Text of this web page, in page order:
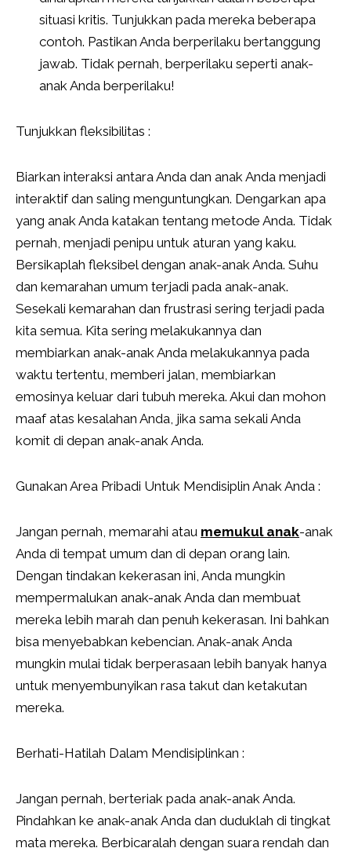
situasi kritis. Tunjukkan pada mereka beberapa
contoh. Pastikan Anda berperilaku bertanggung
jawab. Tidak pernah, berperilaku seperti anak-
anak Anda berperilaku!
Tunjukkan fleksibilitas :
Biarkan interaksi antara Anda dan anak Anda menjadi
interaktif dan saling menguntungkan. Dengarkan apa
yang anak Anda katakan tentang metode Anda. Tidak
pernah, menjadi penipu untuk aturan yang kaku.
Bersikaplah fleksibel dengan anak-anak Anda. Suhu
dan kemarahan umum terjadi pada anak-anak.
Sesekali kemarahan dan frustrasi sering terjadi pada
kita semua. Kita sering melakukannya dan
membiarkan anak-anak Anda melakukannya pada
waktu tertentu, memberi jalan, membiarkan
emosinya keluar dari tubuh mereka. Akui dan mohon
maaf atas kesalahan Anda, jika sama sekali Anda
komit di depan anak-anak Anda.
Gunakan Area Pribadi Untuk Mendisiplin Anak Anda :
Jangan pernah, memarahi atau memukul anak-anak
Anda di tempat umum dan di depan orang lain.
Dengan tindakan kekerasan ini, Anda mungkin
mempermalukan anak-anak Anda dan membuat
mereka lebih marah dan penuh kekerasan. Ini bahkan
bisa menyebabkan kebencian. Anak-anak Anda
mungkin mulai tidak berperasaan lebih banyak hanya
untuk menyembunyikan rasa takut dan ketakutan
mereka.
Berhati-Hatilah Dalam Mendisiplinkan :
Jangan pernah, berteriak pada anak-anak Anda.
Pindahkan ke anak-anak Anda dan duduklah di tingkat
mata mereka. Berbicaralah dengan suara rendah dan